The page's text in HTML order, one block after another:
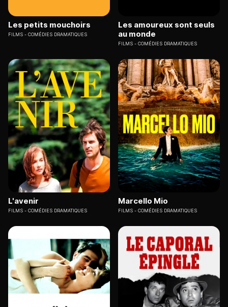
Les petits mouchoirs
FILMS COMÉDIES DRAMATIQUES
Les amoureux sont seuls
au monde
FILMS COMÉDIES DRAMATIQUES
L'avenir
FILMS COMÉDIES DRAMATIQUES
Marcello Mio
FILMS COMÉDIES DRAMATIQUES